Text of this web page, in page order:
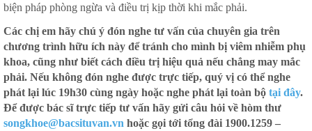
biện pháp phòng ngừa và điều trị kịp thời khi mắc phải.
Các chị em hãy chú ý đón nghe tư vấn của chuyên gia trên
chương trình hữu ích này để tránh cho mình bị viêm nhiễm phụ
khoa, cũng như biết cách điều trị hiệu quả nếu chẳng may mắc
phải. Nếu không đón nghe được trực tiếp, quý vị có thể nghe
phát lại lúc 19h30 cùng ngày hoặc nghe phát lại toàn bộ tại đây.
Để được bác sĩ trực tiếp tư vấn hãy gửi câu hỏi về hòm thư
songkhoe@bacsituvan.vn hoặc gọi tới tổng đài 1900.1259 –